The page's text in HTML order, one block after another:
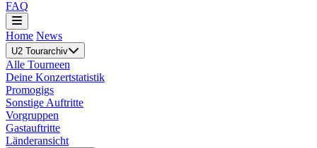
FAQ
Home News
U2 Tourarchiv
Alle Tourneen
Deine Konzertstatistik
Promogigs
Sonstige Auftritte
Vorgruppen
Gastauftritte
Länderansicht